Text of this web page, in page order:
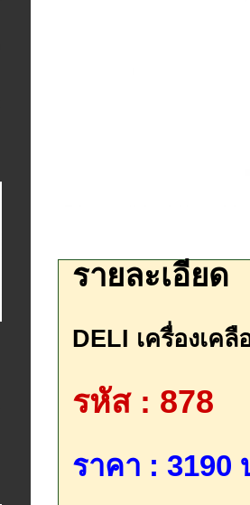
รายละเอียด
DELI เครื่องเค
รหัส : 878
ราคา : 3190